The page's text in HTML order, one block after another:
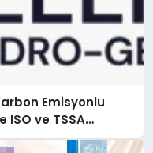
Emisyonlu
ISO ve TSSA